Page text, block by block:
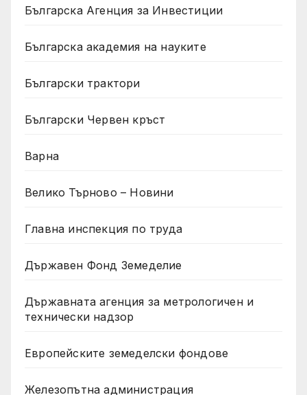
Българска Агенция за Инвестиции
Българска академия на науките
Български трактори
Български Червен кръст
Варна
Велико Търново – Новини
Главна инспекция по труда
Държавен Фонд Земеделие
Държавната агенция за метрологичен и
технически надзор
Европейските земеделски фондове
Железопътна администрация